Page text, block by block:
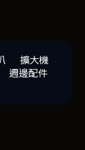
擴大機
週邊配件